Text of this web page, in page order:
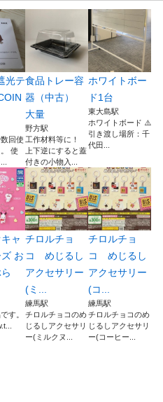
光テ
回使
使
食品トレー容
器（中古）
大量
野方駅
工作材料等に！
上下逆にすると蓋
付きの小物入...
ホワイトボー
ド1台
東大島駅
ホワイトボード ⚠️
引き渡し場所：千
代田...
ャ
お
す。
チロルチョ
コ めじるし
アクセサリー
(ミ...
練馬駅
チロルチョコのめ
じるしアクセサリ
ー(ミルクヌ...
チロルチョ
コ めじるし
アクセサリー
(コ...
練馬駅
チロルチョコのめ
じるしアクセサリ
ー(コーヒー...